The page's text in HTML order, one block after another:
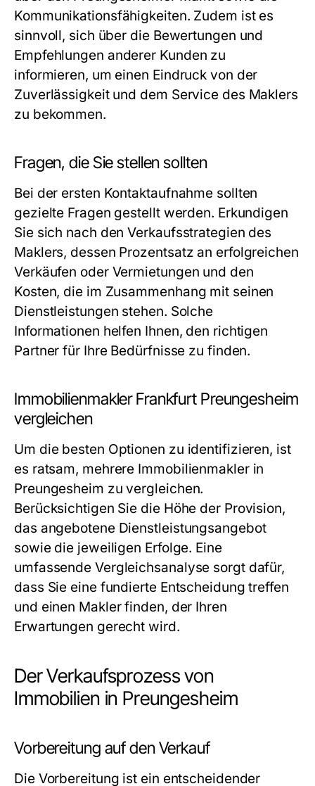
Kommunikationsfähigkeiten. Zudem ist es
sinnvoll, sich über die Bewertungen und
Empfehlungen anderer Kunden zu
informieren, um einen Eindruck von der
Zuverlässigkeit und dem Service des Maklers
zu bekommen.
Fragen, die Sie stellen sollten
Bei der ersten Kontaktaufnahme sollten
gezielte Fragen gestellt werden. Erkundigen
Sie sich nach den Verkaufsstrategien des
Maklers, dessen Prozentsatz an erfolgreichen
Verkäufen oder Vermietungen und den
Kosten, die im Zusammenhang mit seinen
Dienstleistungen stehen. Solche
Informationen helfen Ihnen, den richtigen
Partner für Ihre Bedürfnisse zu finden.
Immobilienmakler Frankfurt Preungesheim
vergleichen
Um die besten Optionen zu identifizieren, ist
es ratsam, mehrere Immobilienmakler in
Preungesheim zu vergleichen.
Berücksichtigen Sie die Höhe der Provision,
das angebotene Dienstleistungsangebot
sowie die jeweiligen Erfolge. Eine
umfassende Vergleichsanalyse sorgt dafür,
dass Sie eine fundierte Entscheidung treffen
und einen Makler finden, der Ihren
Erwartungen gerecht wird.
Der Verkaufsprozess von
Immobilien in Preungesheim
Vorbereitung auf den Verkauf
Die Vorbereitung ist ein entscheidender